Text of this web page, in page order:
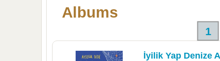
Albums
1
İyilik Yap Denize